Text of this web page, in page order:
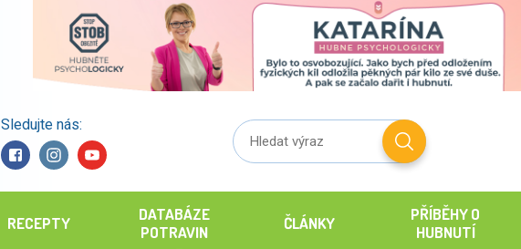
Sledujte nás:
RECEPTY
DATABÁZE
POTRAVIN
ČLÁNKY
PŘÍBĚHY O
HUBNUTÍ